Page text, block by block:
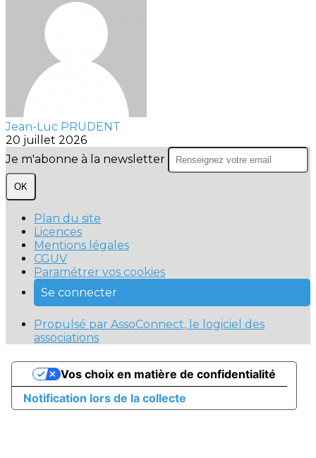
Jean-Luc PRUDENT
20 juillet 2026
Je m'abonne à la newsletter
OK
Plan du site
Licences
Mentions légales
CGUV
Paramétrer vos cookies
Se connecter
Propulsé par AssoConnect, le logiciel des
associations
Notification lors de la collecte
Vos choix en matière de confidentialité